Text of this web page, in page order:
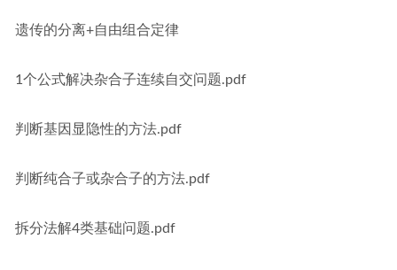
遗传的分离+自由组合定律
1个公式解决杂合子连续自交问题.pdf
判断基因显隐性的方法.pdf
判断纯合子或杂合子的方法.pdf
拆分法解4类基础问题.pdf